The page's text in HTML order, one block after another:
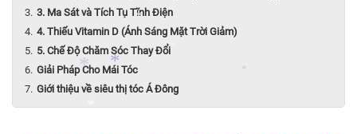
**
3. Ma Sát và Tích Tụ Tĩnh Điện
4. Thiếu Vitamin D (Ánh Sáng Mặt Trời Giảm)
5. Chế Độ Chăm Sóc Thay Đổi
Giải Pháp Cho Mái Tóc
Giới thiệu về siêu thị tóc Á Đông